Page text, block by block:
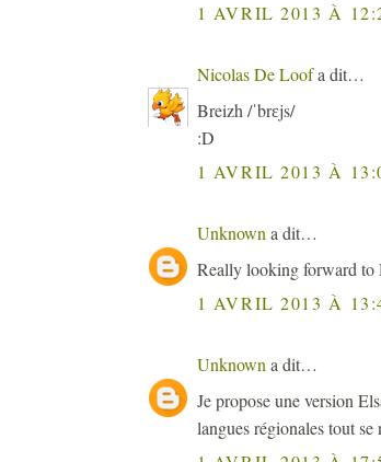
1 AVRIL 2013 À
Nicolas De Loofa dit…
Breizh /ˈbrɛjs/
:D
1 AVRIL 2013 À
Unknowna dit…
Really looking forward
1 AVRIL 2013 À
Unknowna dit…
Je propose une version
langues régionales tout se